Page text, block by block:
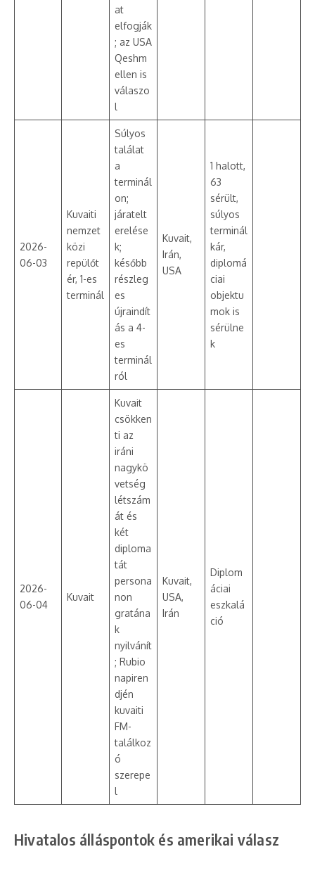
at
elfogják
; az USA
Qeshm
ellen is
válaszo
l
2026-
06-03
Kuvaiti
nemzet
közi
repülőt
ér, 1-es
terminál
Súlyos
találat
a
terminál
on;
járatelt
erelése
k;
később
részleg
es
újraindít
ás a 4-
es
terminál
ról
Kuvait,
Irán,
USA
1 halott,
63
sérült,
súlyos
terminál
kár,
diplomá
ciai
objektu
mok is
sérülne
k
2026-
06-04
Kuvait
Kuvait
csökken
ti az
iráni
nagykö
vetség
létszám
át és
két
diploma
tát
persona
non
gratána
k
nyilvánít
; Rubio
napiren
djén
kuvaiti
FM-
találkoz
ó
szerepe
l
Kuvait,
USA,
Irán
Diplom
áciai
eszkalá
ció
Hivatalos álláspontok és amerikai válasz